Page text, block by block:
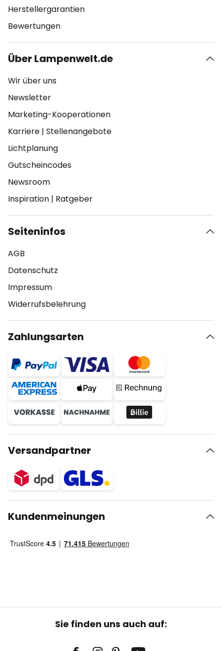
Herstellergarantien
Bewertungen
Über Lampenwelt.de
Wir über uns
Newsletter
Marketing-Kooperationen
Karriere | Stellenangebote
Lichtplanung
Gutscheincodes
Newsroom
Inspiration | Ratgeber
Seiteninfos
AGB
Datenschutz
Impressum
Widerrufsbelehrung
Zahlungsarten
Versandpartner
Kundenmeinungen
Sie finden uns auch auf: